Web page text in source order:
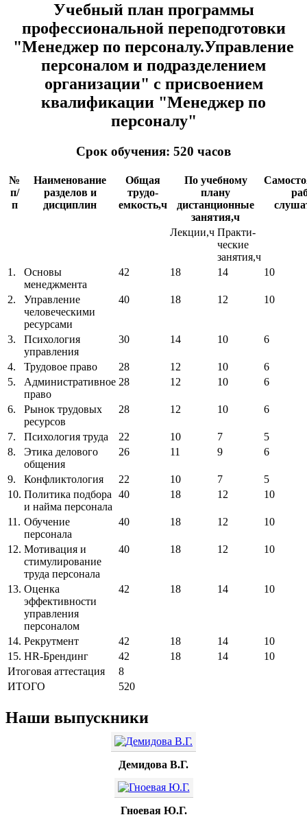
Учебный план программы
профессиональной переподготовки
"Менеджер по персоналу.Управление
персоналом и подразделением
организации" с присвоением
квалификации "Менеджер по
персоналу"
Срок обучения: 520 часов
№
п/
п
Наименование
разделов и
дисциплин
Общая
трудо-
емкость,ч
По учебному
плану
дистанционные
занятия,ч
Лекции,ч Практи-
ческие
занятия,ч
1.
Основы
менеджмента
42 18 14 10
2.
Управление
человеческими
ресурсами
40 18 12 10
3.
Психология
управления
30 14 10 6
4. Трудовое право 28 12 10
6
5.
Административное
право
28 12 10 6
6.
Рынок трудовых
ресурсов
28 12 10 6
7. Психология труда 22 10 7
5
8.
Этика делового
общения
26 11 9 6
9. Конфликтология 22 10 7
5
10. Политика подбора
и найма персонала
40 18 12 10
11. Обучение
персонала
40 18 12 10
12. Мотивация и
стимулирование
труда персонала
40 18 12 10
13. Оценка
эффективности
управления
персоналом
42 18 14 10
14. Рекрутмент 42 18 14
10
15. HR-Брендинг 42 18 14
10
Итоговая аттестация
8
ИТОГО
520
Наши выпускники
Демидова В.Г.
Гноевая Ю.Г.